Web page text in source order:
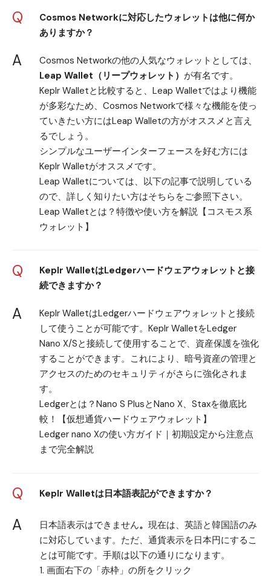
Q
Cosmos Networkに対応したウォレットは他に何か
ありますか？
A
Cosmos Networkの他の人気なウォレットとしては、
Leap Wallet（リープウォレット） が有名です。
Keplr Walletと比較すると、Leap Walletではより機能
が多彩なため、Cosmos Networkで様々な機能を使っ
ていきたい方にはLeap Walletの方がオススメと言え
るでしょう。
シンプルなユーザーインターフェースを好む方には
Keplr Walletがオススメです。
Leap Walletについては、以下の記事で説明している
ので、詳しく知りたい方はそちらをご参照下さい。
Leap Walletとは？特徴や使い方を解説【コスモス系
ウォレット】
Q
Keplr WalletはLedgerハードウェアウォレットと接
続できますか？
A
Keplr WalletはLedgerハードウェアウォレットと接続
して使うことが可能です。Keplr WalletをLedger
Nano X/Sと接続して使用することで、資産保護を強化
することができます。これにより、暗号資産の管理と
アクセスのためのセキュリティがさらに強化されま
す。
Ledgerとは？Nano S PlusとNano X、Staxを徹底比
較！【仮想通貨ハードウェアウォレット】
Ledger nano Xの使い方ガイド｜初期設定から注意点
まで完全解説
Q Keplr Walletは日本語表記ができますか？
A 日本語表示はできません。 現在は、英語と韓国語のみ
に対応しています。ただ、通貨表示を日本円にするこ
とは可能です。手順は以下の通りになります。
画面右下の「赤枠」の所をクリック